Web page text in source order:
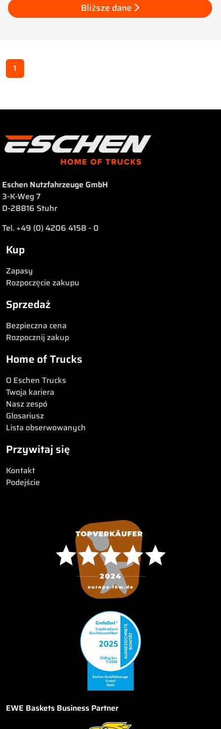
Bliższe dane
1
Eschen Nutzfahrzeuge GmbH
3-K-Weg 7
D-28816 Stuhr
Tel. +49 (0) 4206 4158 - 0
Kup
Zapasy
Rozpoczęcie zakupu
Sprzedaż
Bezpieczna cena
Rozpocznij zakup
Home of Trucks
O Eschen Trucks
Twoja kariera
Nasz zespó
Glosariusz
Lista obserwowanych
Przywitaj się
Kontakt
Podejście
EWE Baskets Business Partner